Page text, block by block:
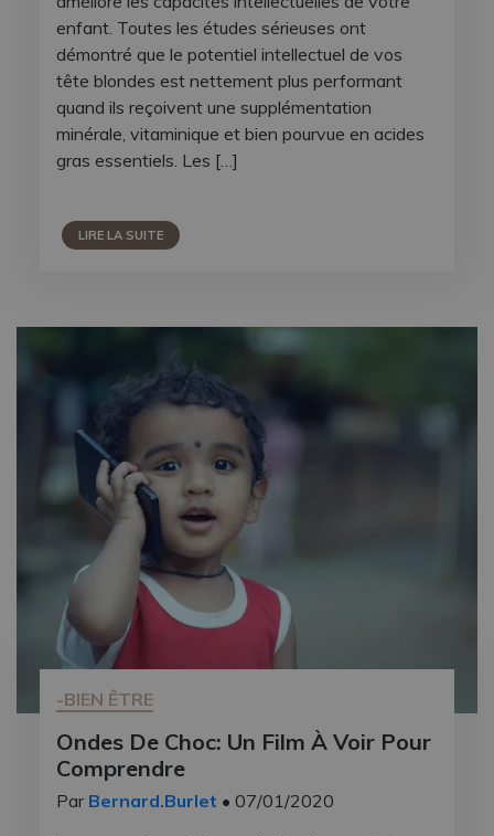
enfant. Toutes les études sérieuses ont
démontré que le potentiel intellectuel de vos
tête blondes est nettement plus performant
quand ils reçoivent une supplémentation
minérale, vitaminique et bien pourvue en acides
gras essentiels. Les […]
LIRE LA SUITE
-BIEN ÊTRE
Ondes De Choc: Un Film À Voir Pour
Comprendre
Par Bernard.Burlet • 07/01/2020